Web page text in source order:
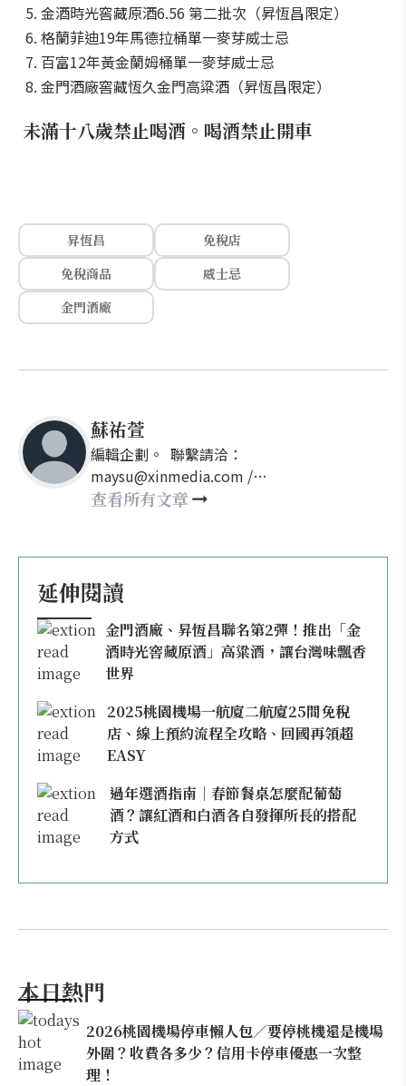
金酒時光窖藏原酒6.56 第二批次（昇恆昌限定）
格蘭菲迪19年馬德拉桶單一麥芽威士忌
百富12年黃金蘭姆桶單一麥芽威士忌
金門酒廠窖藏恆久金門高粱酒（昇恆昌限定）
未滿十八歲禁止喝酒。喝酒禁止開車
昇恆昌
免稅店
免稅商品
威士忌
金門酒廠
蘇祐萱
編輯企劃。 聯繫請洽：
maysu@xinmedia.com /
may860527@gmail.com
查看所有文章
延伸閱讀
金門酒廠、昇恆昌聯名第2彈！推出「金
酒時光窖藏原酒」高粱酒，讓台灣味飄香
世界
2025桃園機場一航廈二航廈25間免稅
店、線上預約流程全攻略、回國再領超
EASY
過年選酒指南｜春節餐桌怎麼配葡萄
酒？讓紅酒和白酒各自發揮所長的搭配
方式
本日熱門
2026桃園機場停車懶人包／要停桃機還是機場
外圍？收費各多少？信用卡停車優惠一次整
理！